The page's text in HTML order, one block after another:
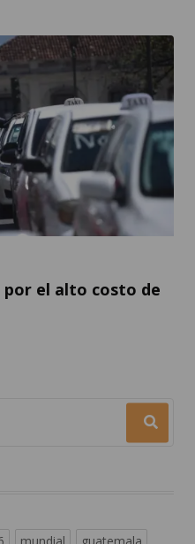
el alto costo de